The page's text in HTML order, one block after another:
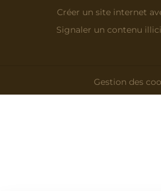
Créer un site internet
Signaler un contenu
Gestion des